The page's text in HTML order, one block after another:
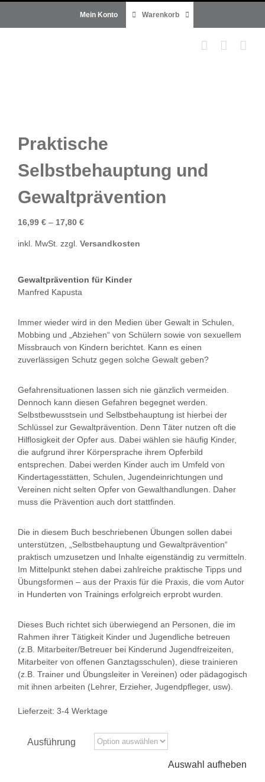
Mein Konto Warenkorb
Praktische
Selbstbehauptung und
Gewaltprävention
16,99 € – 17,80 €
inkl. MwSt. zzgl. Versandkosten
Gewaltprävention für Kinder
Manfred Kapusta
Immer wieder wird in den Medien über Gewalt in Schulen,
Mobbing und „Abziehen“ von Schülern sowie von sexuellem
Missbrauch von Kindern berichtet. Kann es einen
zuverlässigen Schutz gegen solche Gewalt geben?
Gefahrensituationen lassen sich nie gänzlich vermeiden.
Dennoch kann diesen Gefahren begegnet werden.
Selbstbewusstsein und Selbstbehauptung ist hierbei der
Schlüssel zur Gewaltprävention. Denn Täter nutzen oft die
Hilflosigkeit der Opfer aus. Dabei wählen sie häufig Kinder,
die aufgrund ihrer Körpersprache ihrem Opferbild
entsprechen. Dabei werden Kinder auch im Umfeld von
Kindertagesstätten, Schulen, Jugendeinrichtungen und
Vereinen nicht selten Opfer von Gewalthandlungen. Daher
muss die Prävention auch dort stattfinden.
Die in diesem Buch beschriebenen Übungen sollen dabei
unterstützen, „Selbstbehauptung und Gewaltprävention“
praktisch umzusetzen und Inhalte eigenständig zu vermitteln.
Im Mittelpunkt stehen dabei zahlreiche praktische Tipps und
Übungsformen – aus der Praxis für die Praxis, die vom Autor
in Hunderten von Trainings erfolgreich erprobt wurden.
Dieses Buch richtet sich überwiegend an Personen, die im
Rahmen ihrer Tätigkeit Kinder und Jugendliche betreuen
(z.B. Mitarbeiter/Betreuer bei Kinderund Jugendfreizeiten,
Mitarbeiter von offenen Ganztagsschulen), diese trainieren
(z.B. Trainer und Übungsleiter in Vereinen) oder pädagogisch
mit ihnen arbeiten (Lehrer, Erzieher, Jugendpfleger, usw).
Lieferzeit: 3-4 Werktage
Ausführung
Auswahl aufheben